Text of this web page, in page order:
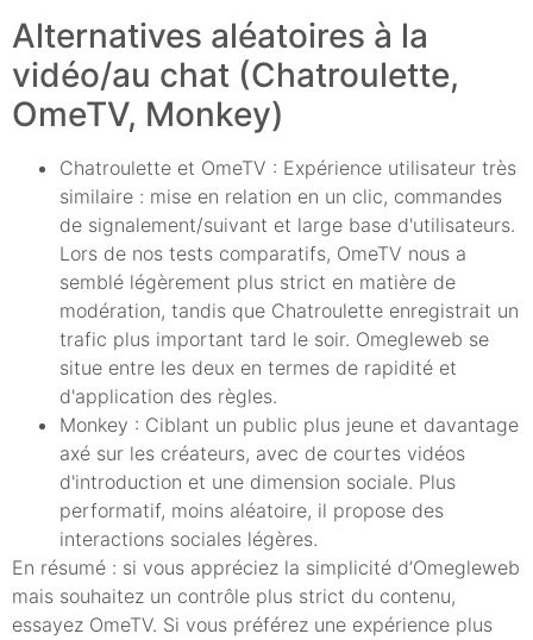
Alternatives aléatoires à la
vidéo/au chat (Chatroulette,
OmeTV, Monkey)
Chatroulette et OmeTV : Expérience utilisateur très
similaire : mise en relation en un clic, commandes
de signalement/suivant et large base d'utilisateurs.
Lors de nos tests comparatifs, OmeTV nous a
semblé légèrement plus strict en matière de
modération, tandis que Chatroulette enregistrait un
trafic plus important tard le soir. Omegleweb se
situe entre les deux en termes de rapidité et
d'application des règles.
Monkey : Ciblant un public plus jeune et davantage
axé sur les créateurs, avec de courtes vidéos
d'introduction et une dimension sociale. Plus
performatif, moins aléatoire, il propose des
interactions sociales légères.
En résumé : si vous appréciez la simplicité d’Omegleweb
mais souhaitez un contrôle plus strict du contenu,
essayez OmeTV. Si vous préférez une expérience plus